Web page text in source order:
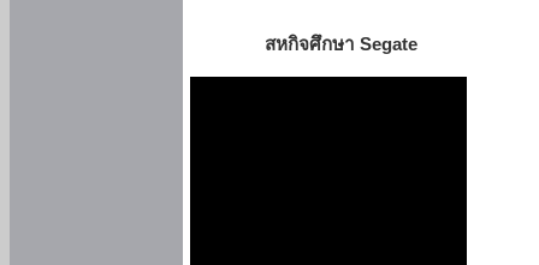
สหกิจศึกษา Segate